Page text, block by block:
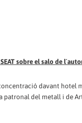
sobre el salo de
davant hotel
patronal del metall i de